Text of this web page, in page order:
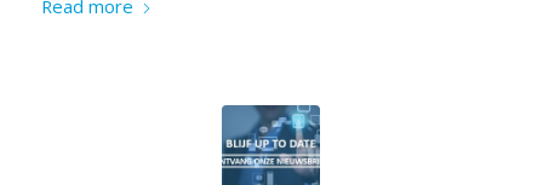
Read more